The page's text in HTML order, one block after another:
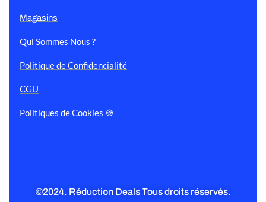
Magasins
Qui Sommes Nous ?
Politique de Confidencialité
CGU
Politiques de Cookies 🍪
©2024. Réduction Deals Tous droits réservés.